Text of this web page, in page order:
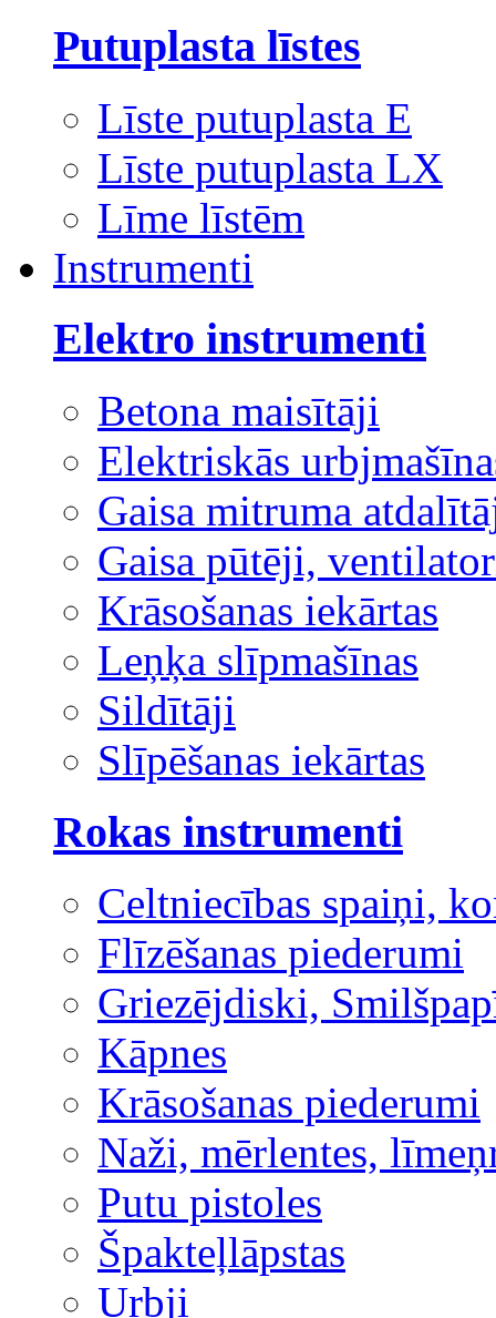
Putuplasta līstes
Līste putuplasta E
Līste putuplasta LX
Līme līstēm
Instrumenti
Elektro instrumenti
Betona maisītāji
Elektriskās
Gaisa mitruma
Gaisa pūtēji,
Krāsošanas iekārtas
Leņķa slīpmašīnas
Sildītāji
Slīpēšanas iekārtas
Rokas instrumenti
Celtniecības spaiņi,
Flīzēšanas piederumi
Griezējdiski,
Kāpnes
Krāsošanas piederumi
Naži, mērlentes,
Putu pistoles
Špakteļlāpstas
Urbji